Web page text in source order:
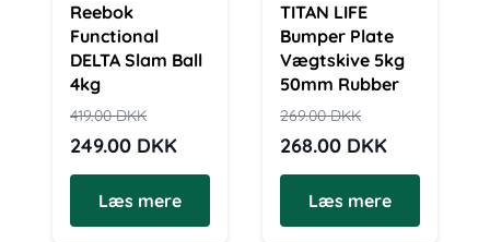
Reebok
Functional
DELTA Slam Ball
4kg
419.00DKK
249.00 DKK
Læs mere
TITAN LIFE
Bumper Plate
Vægtskive 5kg
50mm Rubber
269.00DKK
268.00 DKK
Læs mere